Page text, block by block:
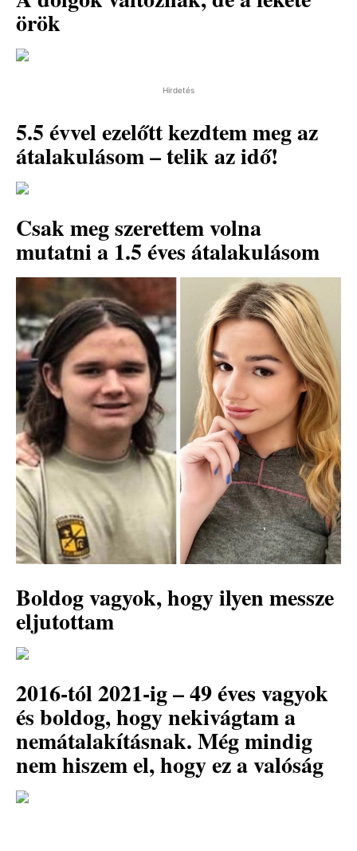
örök
Hirdetés
5.5 évvel ezelőtt kezdtem meg az
átalakulásom – telik az idő!
Csak meg szerettem volna
mutatni a 1.5 éves átalakulásom
Boldog vagyok, hogy ilyen messze
eljutottam
2016-tól 2021-ig – 49 éves vagyok
és boldog, hogy nekivágtam a
nemátalakításnak. Még mindig
nem hiszem el, hogy ez a valóság